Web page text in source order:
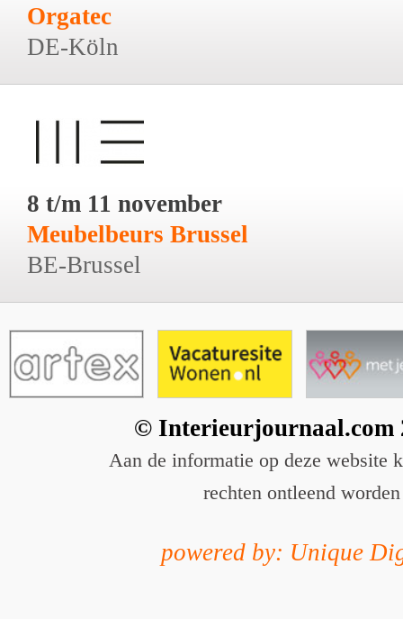
Orgatec
DE-Köln
8 t/m 11 november
Meubelbeurs Brussel
BE-Brussel
© Interieurjournaal.com
Aan de informatie op deze website
rechten ontleend worden
powered by: Unique